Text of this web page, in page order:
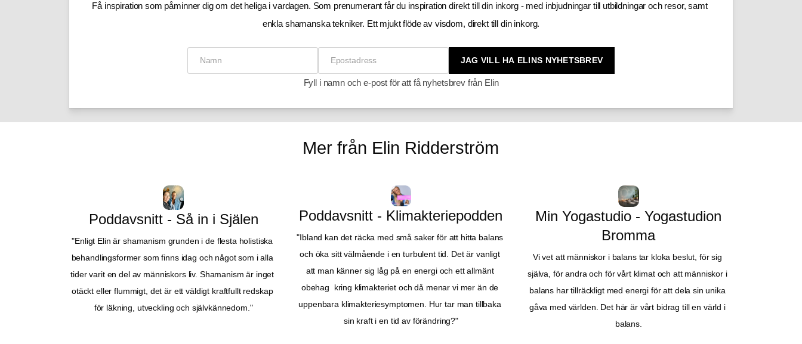
Få inspiration som påminner dig om det heliga i vardagen. Som prenumerant får du inspiration direkt till din inkorg - med inbjudningar till utbildningar och resor, samt
enkla shamanska tekniker. Ett mjukt flöde av visdom, direkt till din inkorg.
JAG VILL HA ELINS NYHETSBREV
Fyll i namn och e-post för att få nyhetsbrev från Elin
Mer från Elin Ridderström
Poddavsnitt - Så in i Själen
"Enligt Elin är shamanism grunden i de flesta holistiska
behandlingsformer som finns idag och något som i alla
tider varit en del av människors liv. Shamanism är inget
otäckt eller flummigt, det är ett väldigt kraftfullt redskap
för läkning, utveckling och självkännedom."
Poddavsnitt - Klimakteriepodden
"Ibland kan det räcka med små saker för att hitta balans
och öka sitt välmående i en turbulent tid. Det är vanligt
att man känner sig låg på en energi och ett allmänt
obehag  kring klimakteriet och då menar vi mer än de
uppenbara klimakteriesymptomen. Hur tar man tillbaka
sin kraft i en tid av förändring?"
Min Yogastudio - Yogastudion
Bromma
Vi vet att människor i balans tar kloka beslut, för sig
själva, för andra och för vårt klimat och att människor i
balans har tillräckligt med energi för att dela sin unika
gåva med världen. Det här är vårt bidrag till en värld i
balans.